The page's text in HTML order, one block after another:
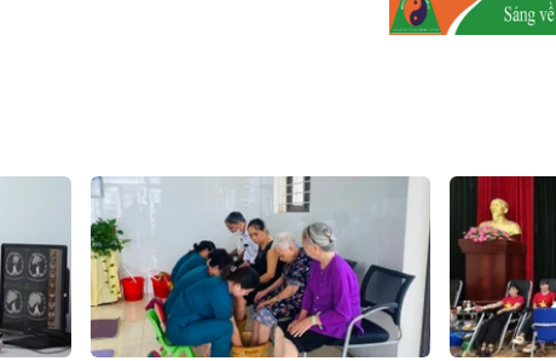
Xã Xuân Hòa
Xã Bảo Hà
Xã Bản Hồ
Xã Tả Phìn